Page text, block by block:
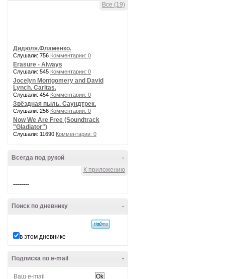
Все (19)
Дидюля.Фламенко.
Слушали: 756 Комментарии: 0
Erasure - Always
Слушали: 545 Комментарии: 0
Jocelyn Montgomery and David
Lynch. Caritas.
Слушали: 454 Комментарии: 0
Звёздная пыль. Саундтрек.
Слушали: 256 Комментарии: 0
Now We Are Free (Soundtrack
"Gladiator")
Слушали: 11690 Комментарии: 0
-
Всегда под рукой
К приложению
--------
-
Поиск по дневнику
в этом дневнике
-
Подписка по e-mail